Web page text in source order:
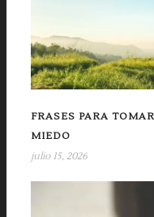
FRASES PARA
MIEDO
julio 15, 2026